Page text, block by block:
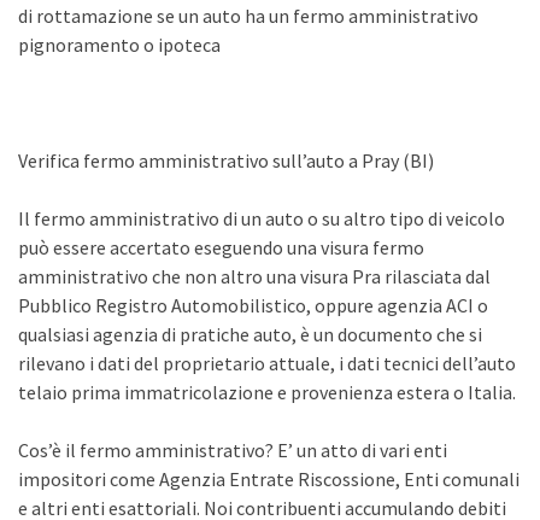
di rottamazione se un auto ha un fermo amministrativo
pignoramento o ipoteca
Verifica fermo amministrativo sull’auto a Pray (BI)
Il fermo amministrativo di un auto o su altro tipo di veicolo
può essere accertato eseguendo una visura fermo
amministrativo che non altro una visura Pra rilasciata dal
Pubblico Registro Automobilistico, oppure agenzia ACI o
qualsiasi agenzia di pratiche auto, è un documento che si
rilevano i dati del proprietario attuale, i dati tecnici dell’auto
telaio prima immatricolazione e provenienza estera o Italia.
Cos’è il fermo amministrativo? E’ un atto di vari enti
impositori come Agenzia Entrate Riscossione, Enti comunali
e altri enti esattoriali. Noi contribuenti accumulando debiti